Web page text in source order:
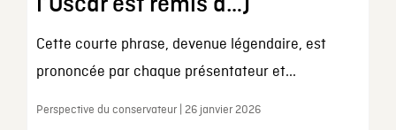
Cette courte phrase, devenue légendaire, est
prononcée par chaque présentateur et...
Perspective du conservateur | 26 janvier 2026